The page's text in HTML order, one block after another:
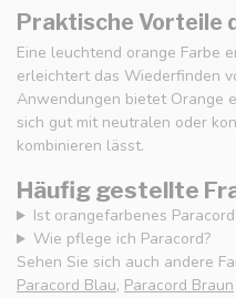
Praktische Vorteile
Eine leuchtend orange Farbe
erleichtert das Wiederfinden
Anwendungen bietet Orange
sich gut mit neutralen oder
kombinieren lässt.
Häufig gestellte
Ist orangefarbenes
Wie pflege ich Paracord?
Sehen Sie sich auch andere
Paracord Blau, Paracord Braun